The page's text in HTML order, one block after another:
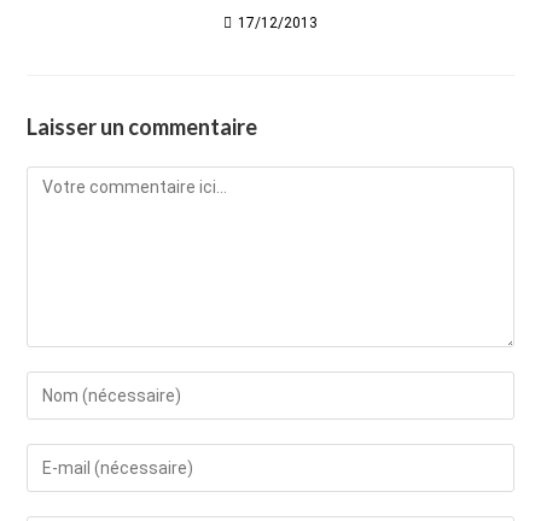
17/12/2013
Laisser un commentaire
Comment
Enter
your
name
Enter
your